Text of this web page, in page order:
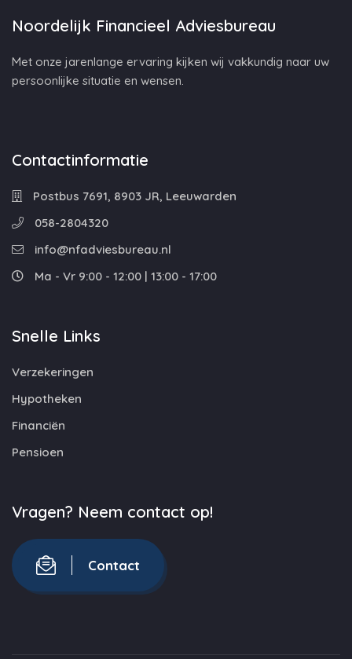
Noordelijk Financieel Adviesbureau
Met onze jarenlange ervaring kijken wij vakkundig naar uw
persoonlijke situatie en wensen.
Contactinformatie
Postbus 7691, 8903 JR, Leeuwarden
058-2804320
info@nfadviesbureau.nl
Ma - Vr 9:00 - 12:00 | 13:00 - 17:00
Snelle Links
Verzekeringen
Hypotheken
Financiën
Pensioen
Vragen? Neem contact op!
Contact